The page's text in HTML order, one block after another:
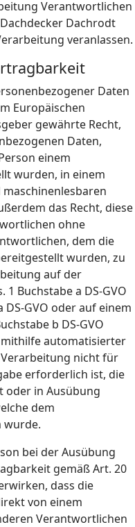
Verantwortlichen
Dachrodt
veranlassen.
Daten
Europäischen
gewährte Recht,
Daten,
einem
wurden, in einem
das Recht, diese
ohne
dem die
wurden, zu
auf der
Buchstabe a DS-GVO
DS-GVO oder auf einem
b DS-GVO
automatisierter
nicht für
erforderlich ist, die
oder in Ausübung
dem
wurde.
bei der Ausübung
gemäß Art. 20
dass die
von einem
Verantwortlichen